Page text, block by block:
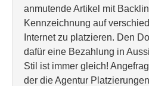
anmutende Artikel mit
Kennzeichnung auf
Internet zu platzieren. Den
dafür eine Bezahlung in
Stil ist immer gleich!
der die Agentur